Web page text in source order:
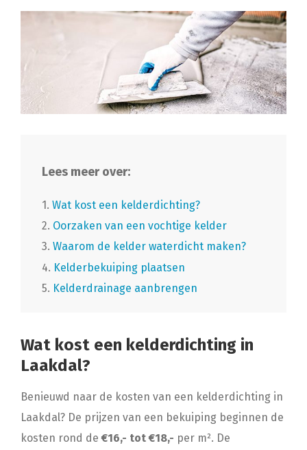
Lees meer over:
1. Wat kost een kelderdichting?
2. Oorzaken van een vochtige kelder
3. Waarom de kelder waterdicht maken?
4. Kelderbekuiping plaatsen
5. Kelderdrainage aanbrengen
Wat kost een kelderdichting in
Laakdal?
Benieuwd naar de kosten van een kelderdichting in
Laakdal? De prijzen van een bekuiping beginnen de
kosten rond de€16,- tot €18,- per m². De